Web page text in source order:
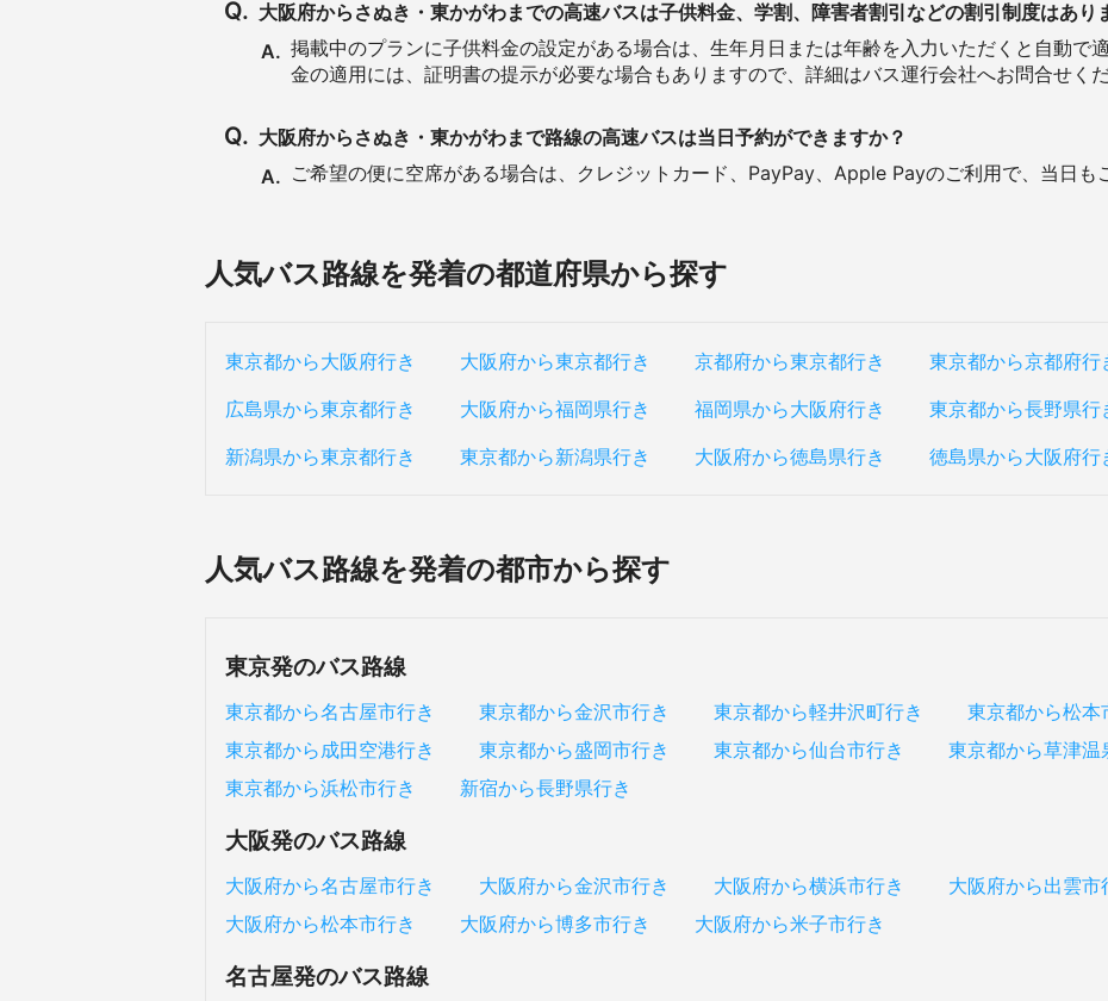
Q. 大阪府からさぬき・東かがわまでの高速バスは子供料金、学割、障害者割引などの割引制度はあり
A. 掲載中のプランに子供料金の設定がある場合は、生年月日または年齢を入力いただくと自動で
金の適用には、証明書の提示が必要な場合もありますので、詳細はバス運行会社へお問合せくだ
Q. 大阪府からさぬき・東かがわまで路線の高速バスは当日予約ができますか？
A. ご希望の便に空席がある場合は、クレジットカード、PayPay、Apple Payのご利用で、当日も
人気バス路線を発着の都道府県から探す
東京都から大阪府行き 大阪府から東京都行き 京都府から東京都行き 東京都から京都府行
広島県から東京都行き
大阪府から福岡県行き 福岡県から大阪府行き 東京都から長野県行
新潟県から東京都行き
東京都から新潟県行き 大阪府から徳島県行き 徳島県から大阪府行
人気バス路線を発着の都市から探す
東京発のバス路線
東京都から名古屋市行き 東京都から金沢市行き 東京都から軽井沢町行き
東京都から松本
東京都から成田空港行き
東京都から盛岡市行き 東京都から仙台市行き
東京都から草津温
東京都から浜松市行き
新宿から長野県行き
大阪発のバス路線
大阪府から名古屋市行き 大阪府から金沢市行き 大阪府から横浜市行き 大阪府から出雲市
大阪府から松本市行き
大阪府から博多市行き 大阪府から米子市行き
名古屋発のバス路線